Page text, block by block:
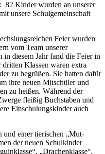
82 Kinder wurden an unserer
unsere Schulgemeinschaft
Feier wurden
vom Team unserer
diesem Jahr fand die Feier in
Klassen waren extra
zu begrüßen. Sie hatten dafür
ihre neuen Mitschüler und
zu heißen. Während der
fleißig Buchstaben und
Einschulungskinder auch
und einer tierischen „Mut-
der neuen Schulkinder
„Drachenklasse“,